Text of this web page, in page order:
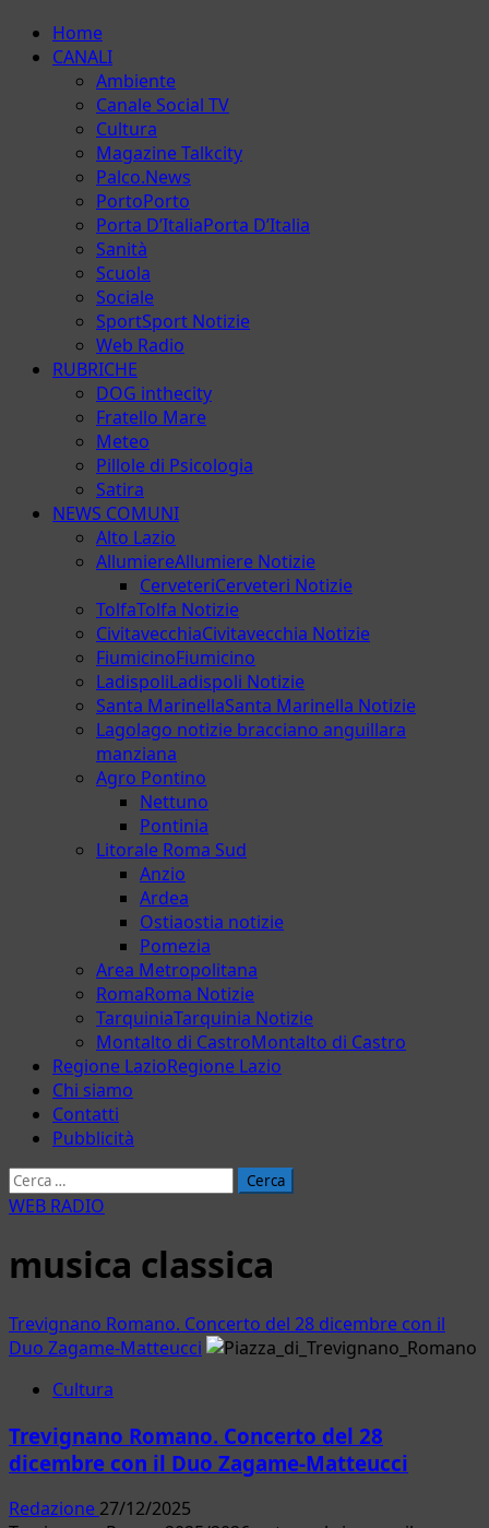
Menu
principale
Home
CANALI
Ambiente
Canale Social TV
Cultura
Magazine Talkcity
Palco.News
PortoPorto
Porta D’ItaliaPorta D’Italia
Sanità
Scuola
Sociale
SportSport Notizie
Web Radio
RUBRICHE
DOG inthecity
Fratello Mare
Meteo
Pillole di Psicologia
Satira
NEWS COMUNI
Alto Lazio
AllumiereAllumiere Notizie
CerveteriCerveteri Notizie
TolfaTolfa Notizie
CivitavecchiaCivitavecchia Notizie
FiumicinoFiumicino
LadispoliLadispoli Notizie
Santa MarinellaSanta Marinella Notizie
Lagolago notizie bracciano anguillara
manziana
Agro Pontino
Nettuno
Pontinia
Litorale Roma Sud
Anzio
Ardea
Ostiaostia notizie
Pomezia
Area Metropolitana
RomaRoma Notizie
TarquiniaTarquinia Notizie
Montalto di CastroMontalto di Castro
Regione LazioRegione Lazio
Chi siamo
Contatti
Pubblicità
Ricerca
per:
WEB RADIO
musica classica
Trevignano Romano. Concerto del 28 dicembre con il
Duo Zagame-Matteucci
Cultura
Trevignano Romano. Concerto del 28
dicembre con il Duo Zagame-Matteucci
Redazione 27/12/2025